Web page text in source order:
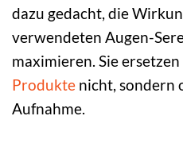
dazu gedacht, die
verwendeten Augen-
maximieren. Sie
Produkte nicht, sondern
Aufnahme.